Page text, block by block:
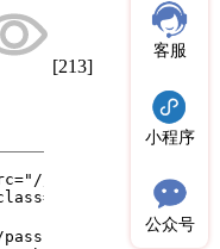
[213]
客服
小程序
公众号